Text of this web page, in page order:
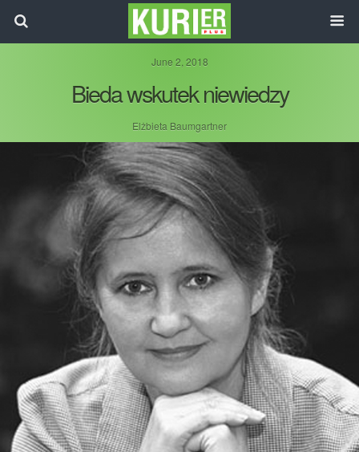
June 2, 2018
Bieda wskutek niewiedzy
Elżbieta Baumgartner